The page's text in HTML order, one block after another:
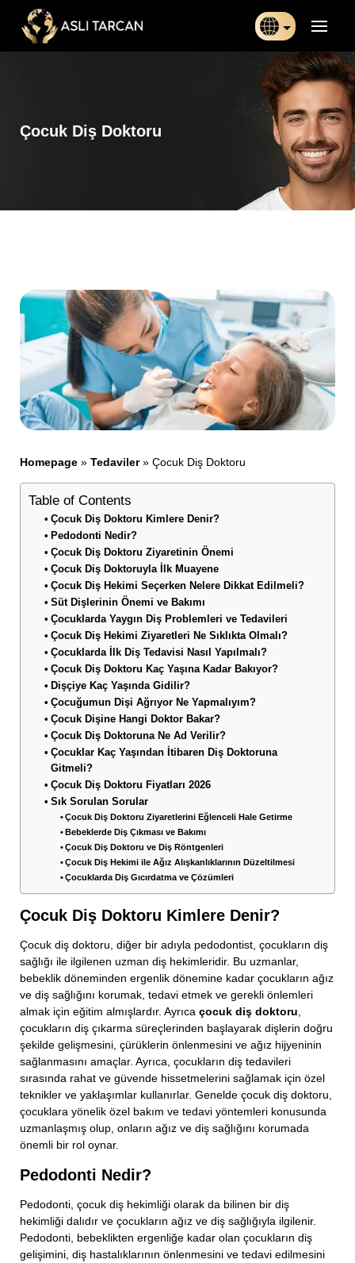
Türkçe
日本語
Indonesia
Български
Français
English
Çocuk Diş Doktoru
Homepage » Tedaviler» Çocuk Diş Doktoru
Table of Contents
Çocuk Diş Doktoru Kimlere Denir?
Pedodonti Nedir?
Çocuk Diş Doktoru Ziyaretinin Önemi
Çocuk Diş Doktoruyla İlk Muayene
Çocuk Diş Hekimi Seçerken Nelere Dikkat Edilmeli?
Süt Dişlerinin Önemi ve Bakımı
Çocuklarda Yaygın Diş Problemleri ve Tedavileri
Çocuk Diş Hekimi Ziyaretleri Ne Sıklıkta Olmalı?
Çocuklarda İlk Diş Tedavisi Nasıl Yapılmalı?
Çocuk Diş Doktoru Kaç Yaşına Kadar Bakıyor?
Dişçiye Kaç Yaşında Gidilir?
Çocuğumun Dişi Ağrıyor Ne Yapmalıyım?
Çocuk Dişine Hangi Doktor Bakar?
Çocuk Diş Doktoruna Ne Ad Verilir?
Çocuklar Kaç Yaşından İtibaren Diş Doktoruna
Gitmeli?
Çocuk Diş Doktoru Fiyatları 2026
Sık Sorulan Sorular
Çocuk Diş Doktoru Ziyaretlerini Eğlenceli Hale Getirme
Bebeklerde Diş Çıkması ve Bakımı
Çocuk Diş Doktoru ve Diş Röntgenleri
Çocuk Diş Hekimi ile Ağız Alışkanlıklarının Düzeltilmesi
Çocuklarda Diş Gıcırdatma ve Çözümleri
Çocuk Diş Doktoru Kimlere Denir?
Çocuk diş doktoru, diğer bir adıyla pedodontist, çocukların diş
sağlığı ile ilgilenen uzman diş hekimleridir. Bu uzmanlar,
bebeklik döneminden ergenlik dönemine kadar çocukların ağız
ve diş sağlığını korumak, tedavi etmek ve gerekli önlemleri
almak için eğitim almışlardır. Ayrıca çocuk diş doktoru
çocukların diş çıkarma süreçlerinden başlayarak dişlerin doğru
şekilde gelişmesini, çürüklerin önlenmesini ve ağız hijyeninin
sağlanmasını amaçlar. Ayrıca, çocukların diş tedavileri
sırasında rahat ve güvende hissetmelerini sağlamak için özel
teknikler ve yaklaşımlar kullanırlar. Genelde çocuk diş doktoru,
çocuklara yönelik özel bakım ve tedavi yöntemleri konusunda
uzmanlaşmış olup, onların ağız ve diş sağlığını korumada
önemli bir rol oynar.
Pedodonti Nedir?
Pedodonti, çocuk diş hekimliği olarak da bilinen bir diş
hekimliği dalıdır ve çocukların ağız ve diş sağlığıyla ilgilenir.
Pedodonti, bebeklikten ergenliğe kadar olan çocukların diş
gelişimini, diş hastalıklarının önlenmesini ve tedavi edilmesini